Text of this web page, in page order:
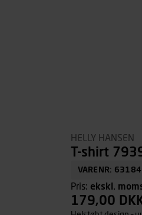
HELLY HANSEN
T-shirt
VARENR:
Pris: ekskl.
179,00